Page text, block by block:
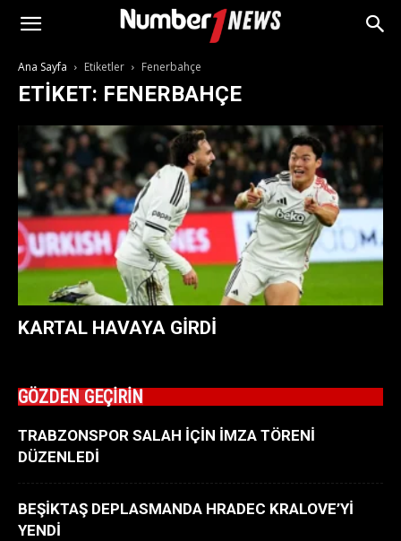
Ana Sayfa Etiketler Fenerbahçe
ETIKET: FENERBAHÇE
KARTAL HAVAYA GIRDI
GÖZDEN GEÇİRİN
TRABZONSPOR SALAH İÇİN İMZA TÖRENİ
DÜZENLEDİ
BEŞİKTAŞ DEPLASMANDA HRADEC KRALOVE’Yİ
YENDİ